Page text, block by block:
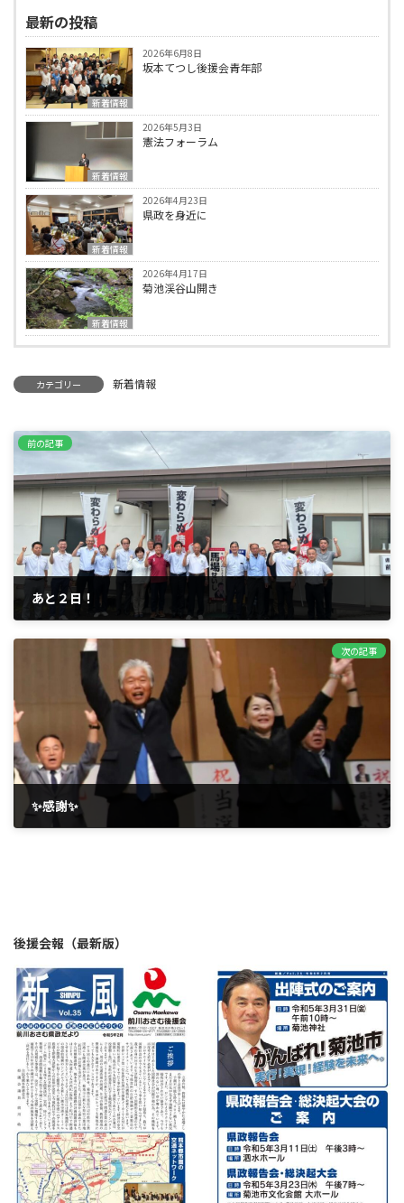
最新の投稿
新着情報
2026年6月8日
坂本てつし後援会青年部
新着情報
2026年5月3日
憲法フォーラム
新着情報
2026年4月23日
県政を身近に
新着情報
2026年4月17日
菊池渓谷山開き
カテゴリー 新着情報
前の記事
あと２日！
次の記事
✨感謝✨
後援会報（最新版）